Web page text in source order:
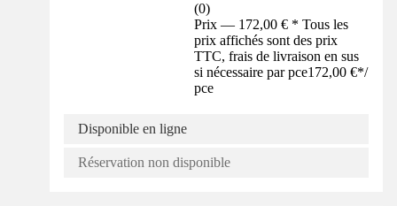
(0)
Prix — 172,00 € * Tous les
prix affichés sont des prix
TTC, frais de livraison en sus
si nécessaire par pce172,00 €*/
pce
Disponible en ligne
Réservation non disponible